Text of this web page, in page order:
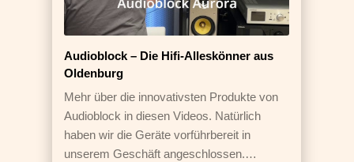
Audioblock – Die Hifi-Alleskönner aus
Oldenburg
Mehr über die innovativsten Produkte von
Audioblock in diesen Videos. Natürlich
haben wir die Geräte vorführbereit in
unserem Geschäft angeschlossen.…